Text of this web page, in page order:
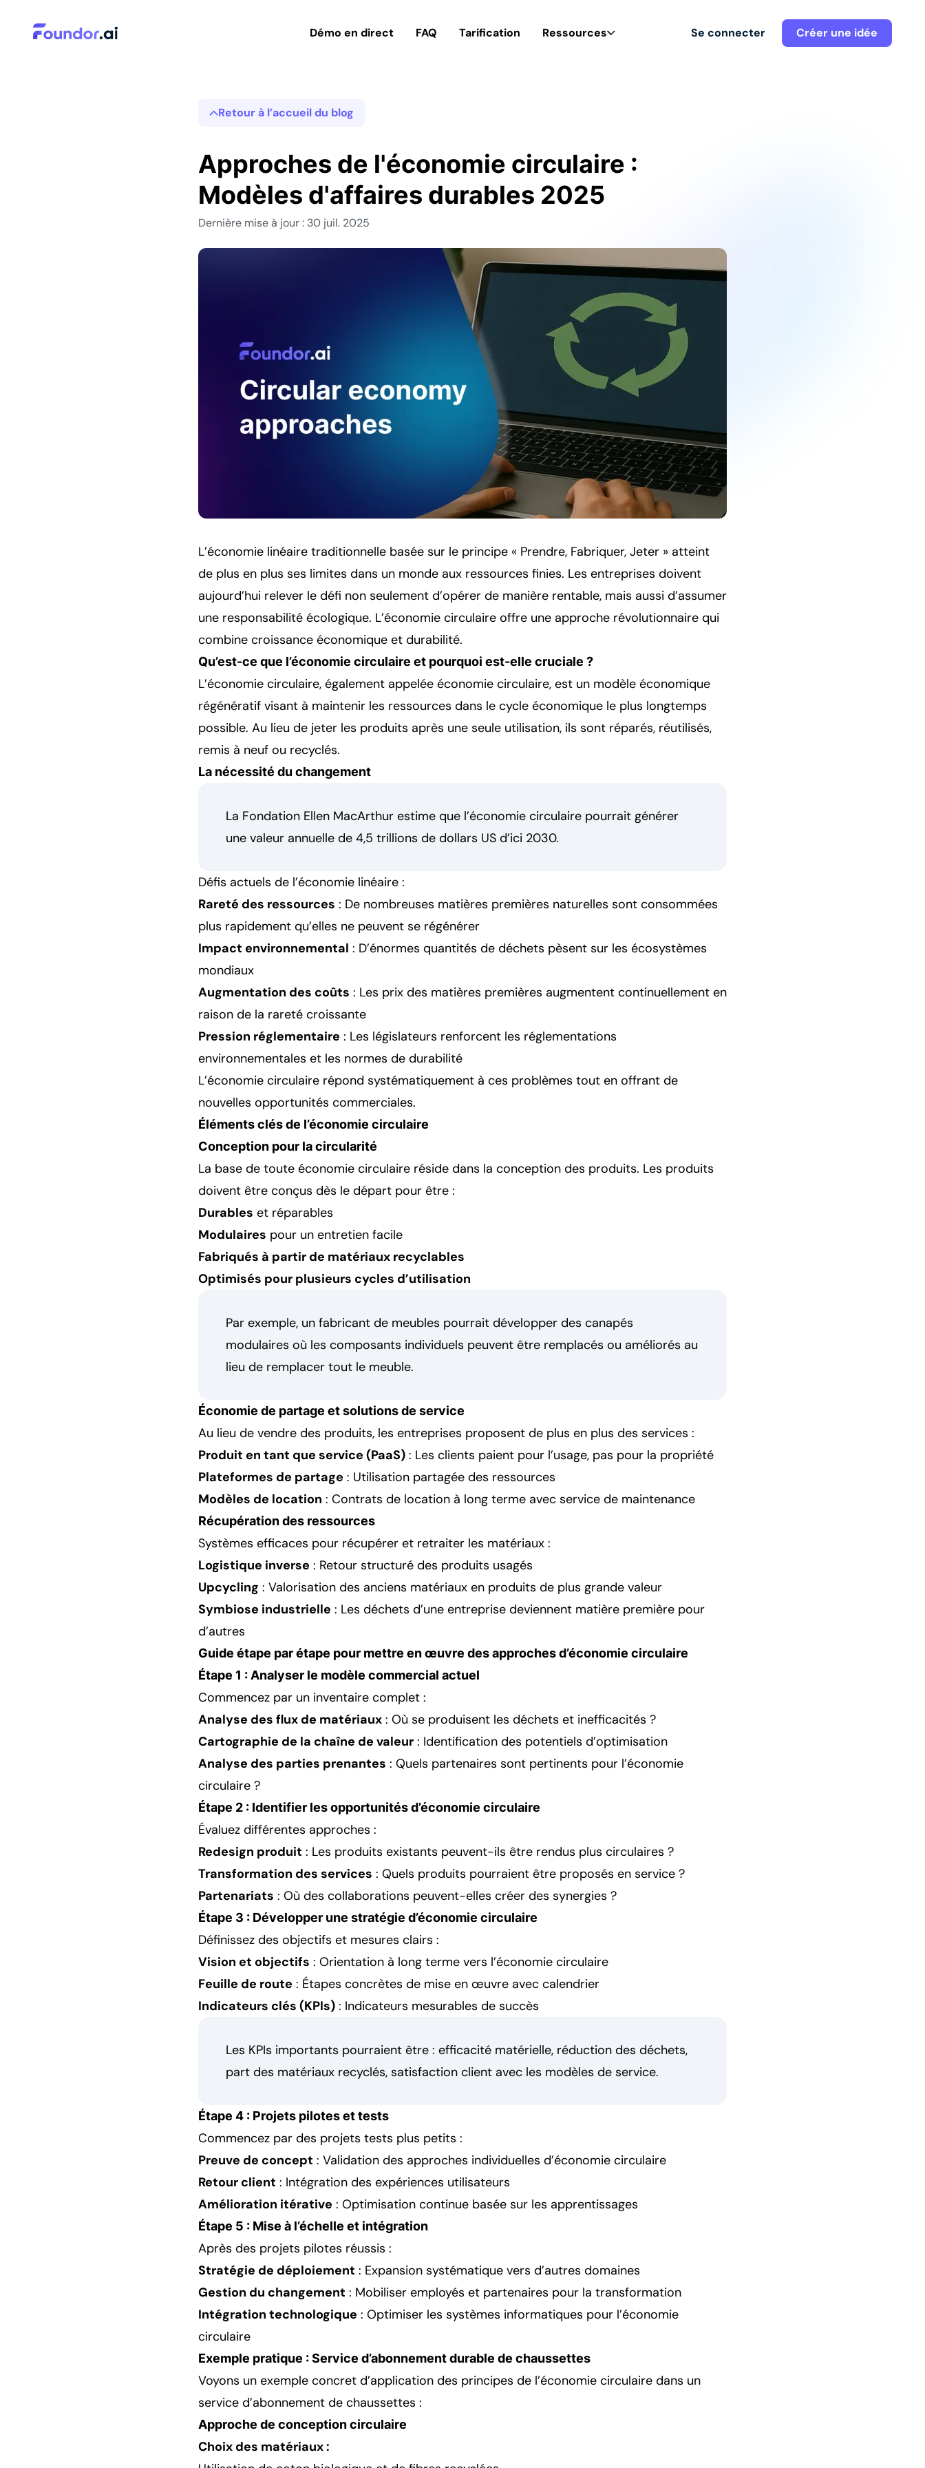
Démo en direct FAQ Tarification Ressources Se connecter Créer une idée
Retour à l’accueil du blog
Approches de l'économie circulaire :
Modèles d'affaires durables 2025
Dernière mise à jour : 30 juil. 2025
L’économie linéaire traditionnelle basée sur le principe « Prendre, Fabriquer, Jeter » atteint
de plus en plus ses limites dans un monde aux ressources finies. Les entreprises doivent
aujourd’hui relever le défi non seulement d’opérer de manière rentable, mais aussi d’assumer
une responsabilité écologique. L’économie circulaire offre une approche révolutionnaire qui
combine croissance économique et durabilité.
Qu’est-ce que l’économie circulaire et pourquoi est-elle cruciale ?
L’économie circulaire, également appelée économie circulaire, est un modèle économique
régénératif visant à maintenir les ressources dans le cycle économique le plus longtemps
possible. Au lieu de jeter les produits après une seule utilisation, ils sont réparés, réutilisés,
remis à neuf ou recyclés.
La nécessité du changement
La Fondation Ellen MacArthur estime que l’économie circulaire pourrait générer
une valeur annuelle de 4,5 trillions de dollars US d’ici 2030.
Défis actuels de l’économie linéaire :
Rareté des ressources : De nombreuses matières premières naturelles sont consommées
plus rapidement qu’elles ne peuvent se régénérer
Impact environnemental : D’énormes quantités de déchets pèsent sur les écosystèmes
mondiaux
Augmentation des coûts : Les prix des matières premières augmentent continuellement en
raison de la rareté croissante
Pression réglementaire : Les législateurs renforcent les réglementations
environnementales et les normes de durabilité
L’économie circulaire répond systématiquement à ces problèmes tout en offrant de
nouvelles opportunités commerciales.
Éléments clés de l’économie circulaire
Conception pour la circularité
La base de toute économie circulaire réside dans la conception des produits. Les produits
doivent être conçus dès le départ pour être :
Durables et réparables
Modulaires pour un entretien facile
Fabriqués à partir de matériaux recyclables
Optimisés pour plusieurs cycles d’utilisation
Par exemple, un fabricant de meubles pourrait développer des canapés
modulaires où les composants individuels peuvent être remplacés ou améliorés au
lieu de remplacer tout le meuble.
Économie de partage et solutions de service
Au lieu de vendre des produits, les entreprises proposent de plus en plus des services :
Produit en tant que service (PaaS) : Les clients paient pour l’usage, pas pour la propriété
Plateformes de partage : Utilisation partagée des ressources
Modèles de location : Contrats de location à long terme avec service de maintenance
Récupération des ressources
Systèmes efficaces pour récupérer et retraiter les matériaux :
Logistique inverse : Retour structuré des produits usagés
Upcycling : Valorisation des anciens matériaux en produits de plus grande valeur
Symbiose industrielle : Les déchets d’une entreprise deviennent matière première pour
d’autres
Guide étape par étape pour mettre en œuvre des approches d’économie circulaire
Étape 1 : Analyser le modèle commercial actuel
Commencez par un inventaire complet :
Analyse des flux de matériaux : Où se produisent les déchets et inefficacités ?
Cartographie de la chaîne de valeur : Identification des potentiels d’optimisation
Analyse des parties prenantes : Quels partenaires sont pertinents pour l’économie
circulaire ?
Étape 2 : Identifier les opportunités d’économie circulaire
Évaluez différentes approches :
Redesign produit : Les produits existants peuvent-ils être rendus plus circulaires ?
Transformation des services : Quels produits pourraient être proposés en service ?
Partenariats : Où des collaborations peuvent-elles créer des synergies ?
Étape 3 : Développer une stratégie d’économie circulaire
Définissez des objectifs et mesures clairs :
Vision et objectifs : Orientation à long terme vers l’économie circulaire
Feuille de route : Étapes concrètes de mise en œuvre avec calendrier
Indicateurs clés (KPIs) : Indicateurs mesurables de succès
Les KPIs importants pourraient être : efficacité matérielle, réduction des déchets,
part des matériaux recyclés, satisfaction client avec les modèles de service.
Étape 4 : Projets pilotes et tests
Commencez par des projets tests plus petits :
Preuve de concept : Validation des approches individuelles d’économie circulaire
Retour client : Intégration des expériences utilisateurs
Amélioration itérative : Optimisation continue basée sur les apprentissages
Étape 5 : Mise à l’échelle et intégration
Après des projets pilotes réussis :
Stratégie de déploiement : Expansion systématique vers d’autres domaines
Gestion du changement : Mobiliser employés et partenaires pour la transformation
Intégration technologique : Optimiser les systèmes informatiques pour l’économie
circulaire
Exemple pratique : Service d’abonnement durable de chaussettes
Voyons un exemple concret d’application des principes de l’économie circulaire dans un
service d’abonnement de chaussettes :
Approche de conception circulaire
Choix des matériaux :